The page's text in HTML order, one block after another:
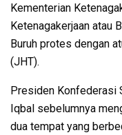
Kementerian
Ketenagakerjaan atau
Buruh protes dengan
(JHT).
Presiden Konfederasi
Iqbal sebelumnya
dua tempat yang